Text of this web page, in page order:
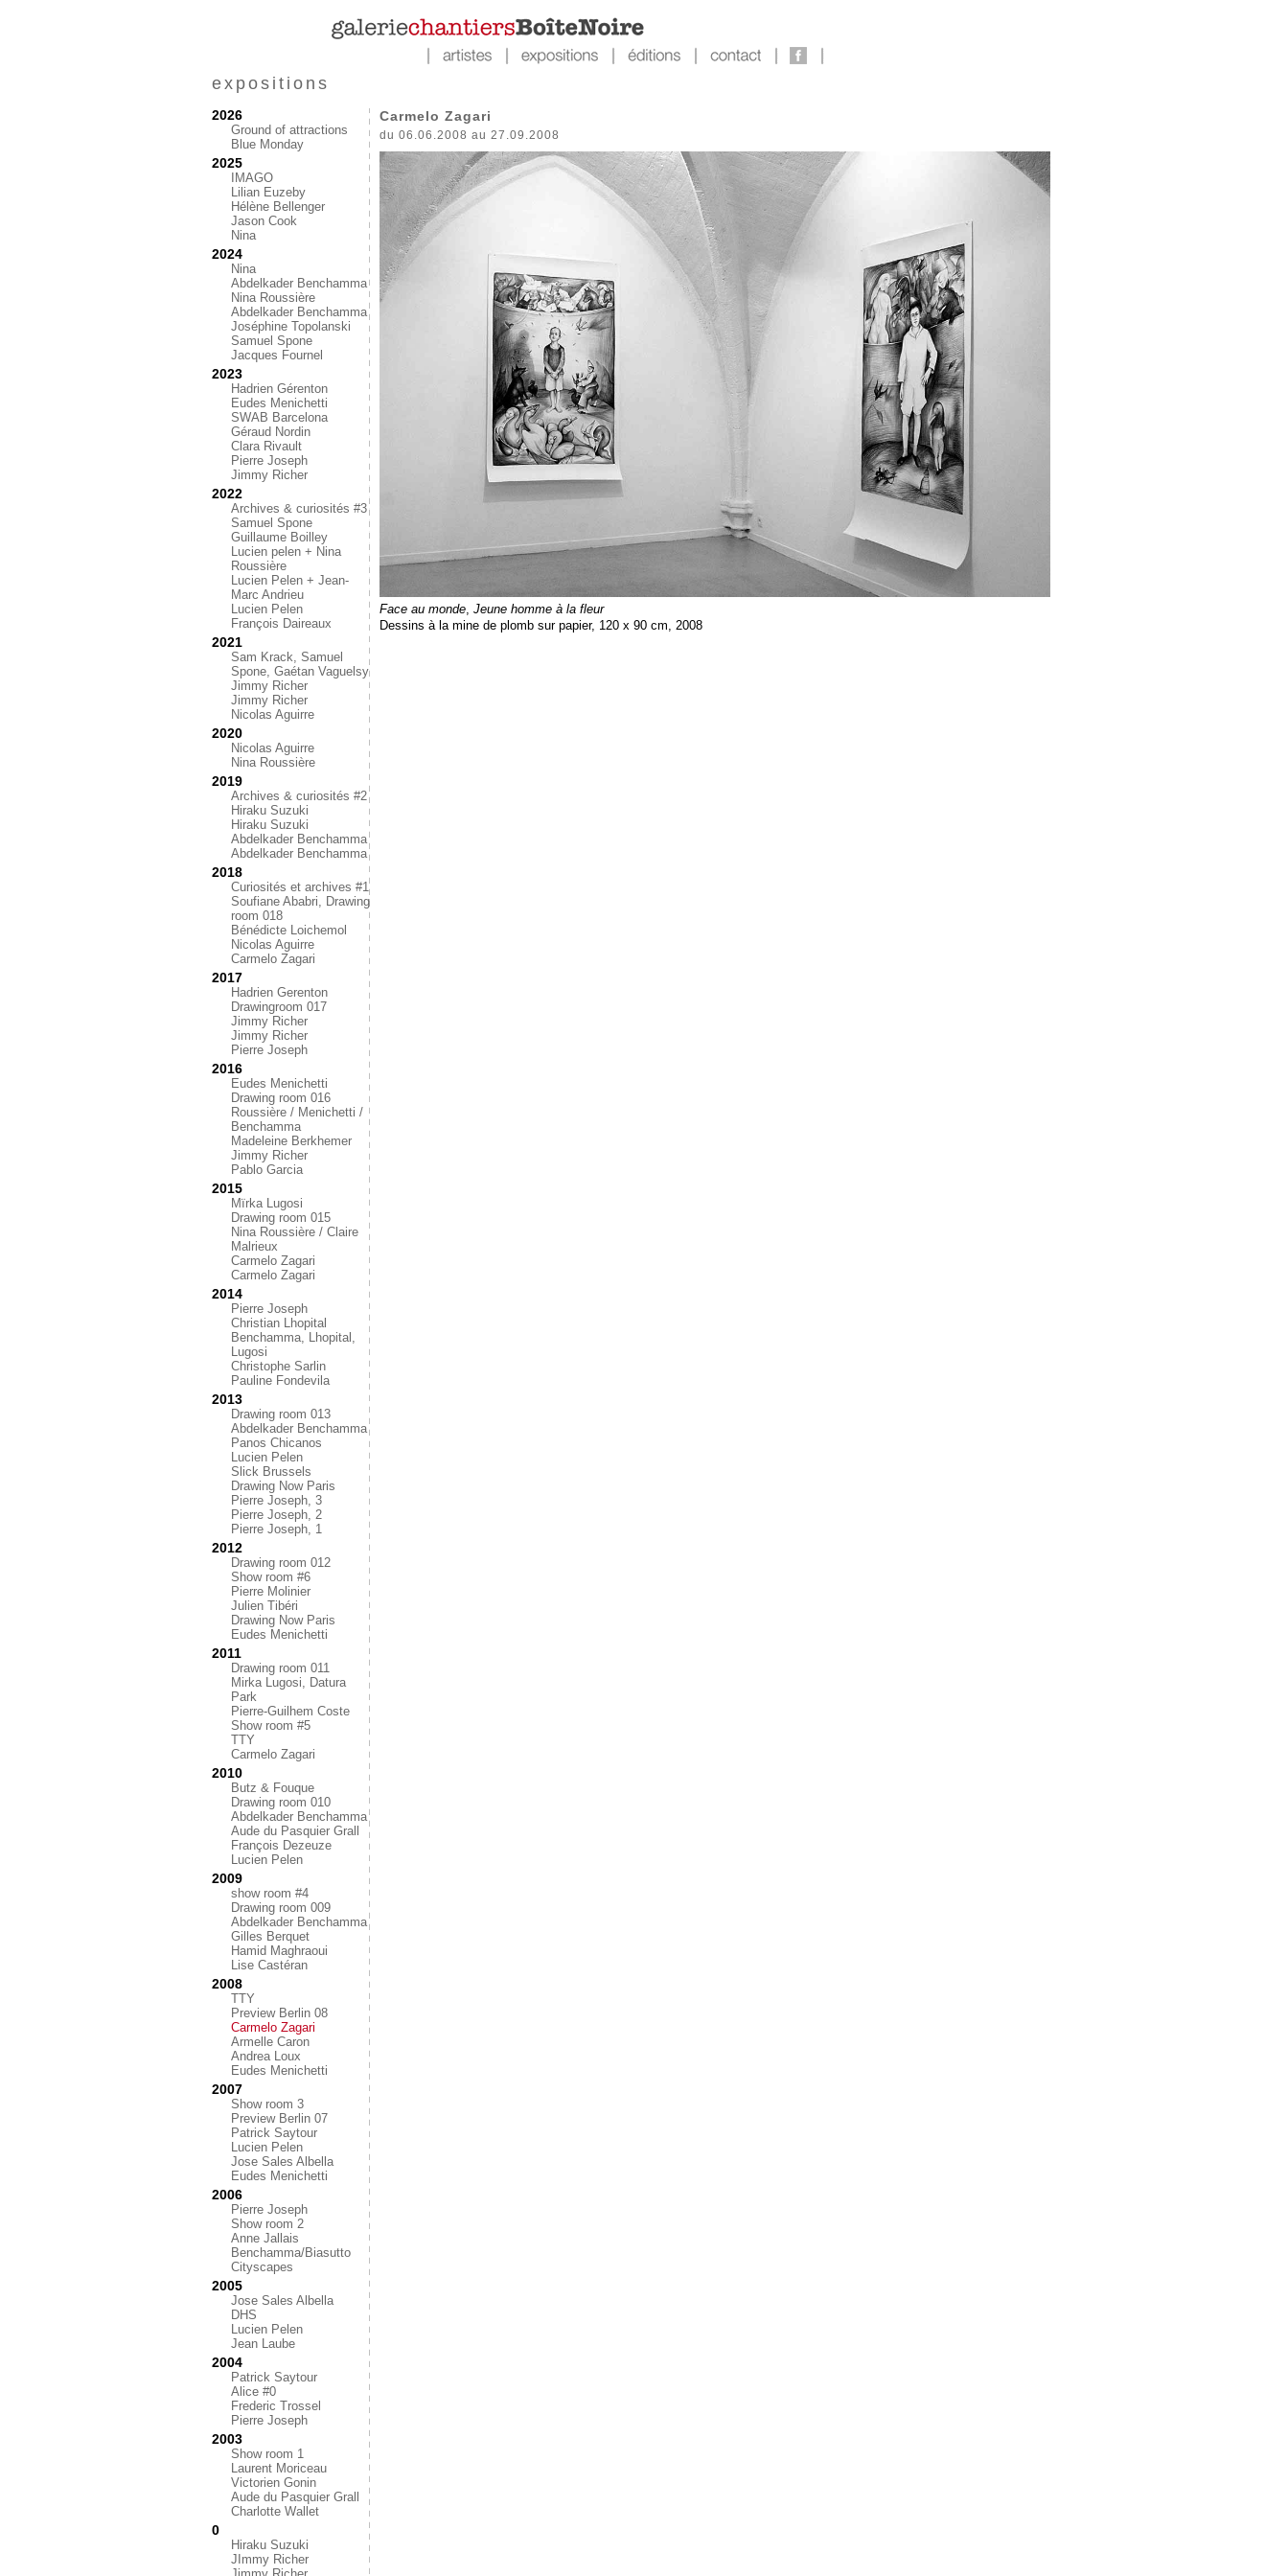
expositions
2026
Ground of attractions
Blue Monday
2025
IMAGO
Lilian Euzeby
Hélène Bellenger
Jason Cook
Nina
2024
Nina
Abdelkader Benchamma
Nina Roussière
Abdelkader Benchamma
Joséphine Topolanski
Samuel Spone
Jacques Fournel
2023
Hadrien Gérenton
Eudes Menichetti
SWAB Barcelona
Géraud Nordin
Clara Rivault
Pierre Joseph
Jimmy Richer
2022
Archives & curiosités #3
Samuel Spone
Guillaume Boilley
Lucien pelen + Nina
Roussière
Lucien Pelen + Jean-
Marc Andrieu
Lucien Pelen
François Daireaux
2021
Sam Krack, Samuel
Spone, Gaétan Vaguelsy
Jimmy Richer
Jimmy Richer
Nicolas Aguirre
2020
Nicolas Aguirre
Nina Roussière
2019
Archives & curiosités #2
Hiraku Suzuki
Hiraku Suzuki
Abdelkader Benchamma
Abdelkader Benchamma
2018
Curiosités et archives #1
Soufiane Ababri, Drawing
room 018
Bénédicte Loichemol
Nicolas Aguirre
Carmelo Zagari
2017
Hadrien Gerenton
Drawingroom 017
Jimmy Richer
Jimmy Richer
Pierre Joseph
2016
Eudes Menichetti
Drawing room 016
Roussière / Menichetti /
Benchamma
Madeleine Berkhemer
Jimmy Richer
Pablo Garcia
2015
Mïrka Lugosi
Drawing room 015
Nina Roussière / Claire
Malrieux
Carmelo Zagari
Carmelo Zagari
2014
Pierre Joseph
Christian Lhopital
Benchamma, Lhopital,
Lugosi
Christophe Sarlin
Pauline Fondevila
2013
Drawing room 013
Abdelkader Benchamma
Panos Chicanos
Lucien Pelen
Slick Brussels
Drawing Now Paris
Pierre Joseph, 3
Pierre Joseph, 2
Pierre Joseph, 1
2012
Drawing room 012
Show room #6
Pierre Molinier
Julien Tibéri
Drawing Now Paris
Eudes Menichetti
2011
Drawing room 011
Mirka Lugosi, Datura
Park
Pierre-Guilhem Coste
Show room #5
TTY
Carmelo Zagari
2010
Butz & Fouque
Drawing room 010
Abdelkader Benchamma
Aude du Pasquier Grall
François Dezeuze
Lucien Pelen
2009
show room #4
Drawing room 009
Abdelkader Benchamma
Gilles Berquet
Hamid Maghraoui
Lise Castéran
2008
TTY
Preview Berlin 08
Carmelo Zagari
Armelle Caron
Andrea Loux
Eudes Menichetti
2007
Show room 3
Preview Berlin 07
Patrick Saytour
Lucien Pelen
Jose Sales Albella
Eudes Menichetti
2006
Pierre Joseph
Show room 2
Anne Jallais
Benchamma/Biasutto
Cityscapes
2005
Jose Sales Albella
DHS
Lucien Pelen
Jean Laube
2004
Patrick Saytour
Alice #0
Frederic Trossel
Pierre Joseph
2003
Show room 1
Laurent Moriceau
Victorien Gonin
Aude du Pasquier Grall
Charlotte Wallet
0
Hiraku Suzuki
JImmy Richer
Carmelo Zagari
du 06.06.2008 au 27.09.2008
Face au monde Jeune homme à la fleur
Dessins à la mine de plomb sur papier, 120 x 90 cm, 2008